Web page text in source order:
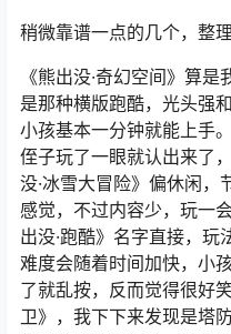
稍微靠谱一点的几个，整理
《熊出没·奇幻空间》算
是那种横版跑酷，光头强
小孩基本一分钟就能上手
侄子玩了一眼就认出来了
没·冰雪大冒险》偏休闲，
感觉，不过内容少，玩一
出没·跑酷》名字直接，
难度会随着时间加快，小
了就乱按，反而觉得很好
卫》，我下下来发现是塔